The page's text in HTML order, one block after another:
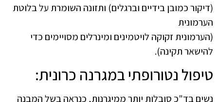
(דיקור כמובן בידיים וברגלים) ותזונה השומרת על בלוטת
הערמונית
(הערמונית זקוקה לויטמינים ומינרלים מסויימים כדי
להישאר תקינה).
טיפול נטורופתי במגרנה כרונית:
נשים בד"כ סובלות יותר ממיגרנות, כנראה בשל המבנה